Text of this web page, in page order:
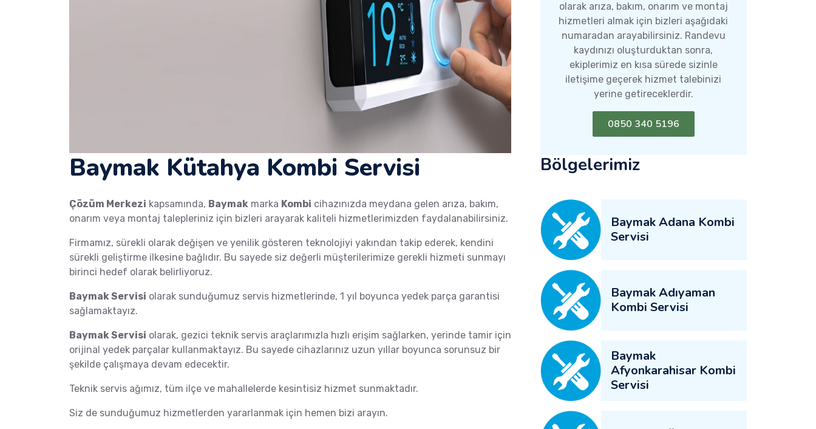
Baymak Kütahya Kombi Servisi
Çözüm Merkezi kapsamında, Baymak marka Kombi cihazınızda meydana gelen arıza, bakım,
onarım veya montaj talepleriniz için bizleri arayarak kaliteli hizmetlerimizden faydalanabilirsiniz.
Firmamız, sürekli olarak değişen ve yenilik gösteren teknolojiyi yakından takip ederek, kendini
sürekli geliştirme ilkesine bağlıdır. Bu sayede siz değerli müşterilerimize gerekli hizmeti sunmayı
birinci hedef olarak belirliyoruz.
Baymak Servisi olarak sunduğumuz servis hizmetlerinde, 1 yıl boyunca yedek parça garantisi
sağlamaktayız.
Baymak Servisi olarak, gezici teknik servis araçlarımızla hızlı erişim sağlarken, yerinde tamir için
orijinal yedek parçalar kullanmaktayız. Bu sayede cihazlarınız uzun yıllar boyunca sorunsuz bir
şekilde çalışmaya devam edecektir.
Teknik servis ağımız, tüm ilçe ve mahallelerde kesintisiz hizmet sunmaktadır.
Siz de sunduğumuz hizmetlerden yararlanmak için hemen bizi arayın.
olarak arıza, bakım, onarım ve montaj
hizmetleri almak için bizleri aşağıdaki
numaradan arayabilirsiniz. Randevu
kaydınızı oluşturduktan sonra,
ekiplerimiz en kısa sürede sizinle
iletişime geçerek hizmet talebinizi
yerine getireceklerdir.
0850 340 5196
Bölgelerimiz
Baymak Adana Kombi
Servisi
Baymak Adıyaman
Kombi Servisi
Baymak
Afyonkarahisar Kombi
Servisi